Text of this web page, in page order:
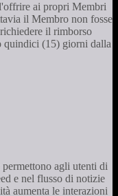
ai propri Membri
il Membro non fosse
il rimborso
quindici (15) giorni dalla
agli utenti di
e nel flusso di notizie
aumenta le interazioni